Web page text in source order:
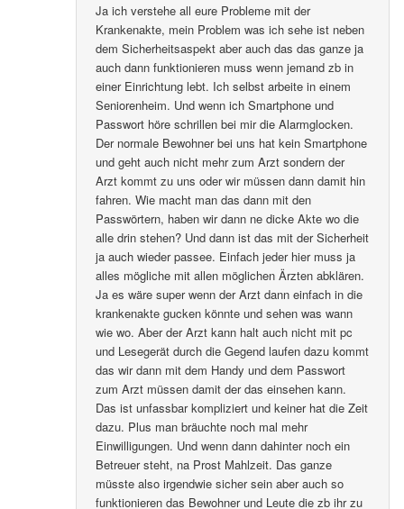
Ja ich verstehe all eure Probleme mit der
Krankenakte, mein Problem was ich sehe ist neben
dem Sicherheitsaspekt aber auch das das ganze ja
auch dann funktionieren muss wenn jemand zb in
einer Einrichtung lebt. Ich selbst arbeite in einem
Seniorenheim. Und wenn ich Smartphone und
Passwort höre schrillen bei mir die Alarmglocken.
Der normale Bewohner bei uns hat kein Smartphone
und geht auch nicht mehr zum Arzt sondern der
Arzt kommt zu uns oder wir müssen dann damit hin
fahren. Wie macht man das dann mit den
Passwörtern, haben wir dann ne dicke Akte wo die
alle drin stehen? Und dann ist das mit der Sicherheit
ja auch wieder passee. Einfach jeder hier muss ja
alles mögliche mit allen möglichen Ärzten abklären.
Ja es wäre super wenn der Arzt dann einfach in die
krankenakte gucken könnte und sehen was wann
wie wo. Aber der Arzt kann halt auch nicht mit pc
und Lesegerät durch die Gegend laufen dazu kommt
das wir dann mit dem Handy und dem Passwort
zum Arzt müssen damit der das einsehen kann.
Das ist unfassbar kompliziert und keiner hat die Zeit
dazu. Plus man bräuchte noch mal mehr
Einwilligungen. Und wenn dann dahinter noch ein
Betreuer steht, na Prost Mahlzeit. Das ganze
müsste also irgendwie sicher sein aber auch so
funktionieren das Bewohner und Leute die zb ihr zu